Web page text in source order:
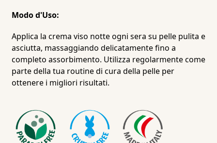
Modo d'Uso:
Applica la crema viso notte ogni sera su pelle pulita e
asciutta, massaggiando delicatamente fino a
completo assorbimento. Utilizza regolarmente come
parte della tua routine di cura della pelle per
ottenere i migliori risultati.